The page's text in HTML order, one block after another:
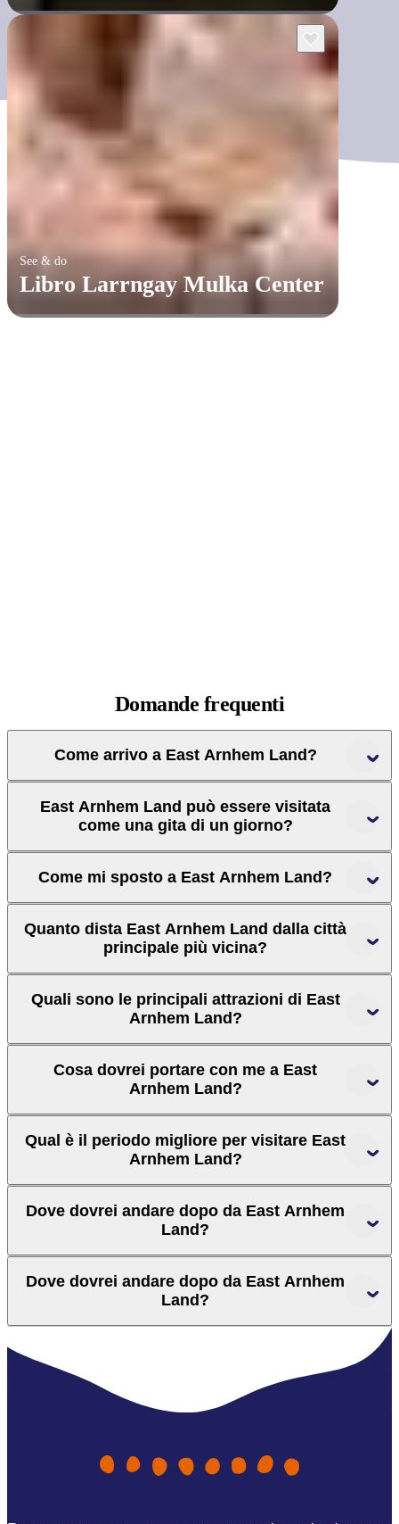
See & do
Libro Larrngay Mulka Center
Domande frequenti
Come arrivo a East Arnhem Land?
East Arnhem Land può essere visitata
come una gita di un giorno?
Come mi sposto a East Arnhem Land?
Quanto dista East Arnhem Land dalla città
principale più vicina?
Quali sono le principali attrazioni di East
Arnhem Land?
Cosa dovrei portare con me a East
Arnhem Land?
Qual è il periodo migliore per visitare East
Arnhem Land?
Dove dovrei andare dopo da East Arnhem
Land?
Dove dovrei andare dopo da East Arnhem
Land?